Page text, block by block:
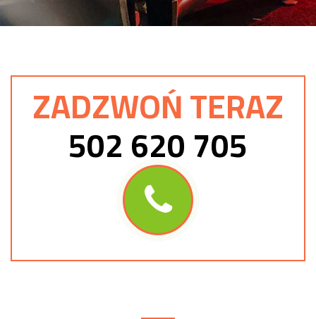
ZADZWOŃ TERAZ
502 620 705